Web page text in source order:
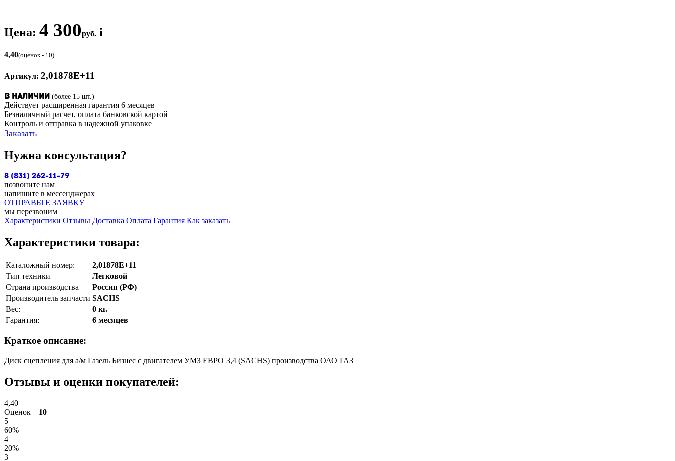
Цена: 4 300руб. i
4,40(оценок - 10)
Артикул: 2,01878E+11
В наличии (более 15 шт.)
Действует расширенная гарантия 6 месяцев
Безналичный расчет, оплата банковской картой
Контроль и отправка в надежной упаковке
Заказать
Нужна консультация?
8 (831) 262-11-79
позвоните нам
напишите в мессенджерах
ОТПРАВЬТЕ ЗАЯВКУ
мы перезвоним
Характеристики Отзывы Доставка Оплата Гарантия Как заказать
Характеристики товара:
Каталожный номер:
2,01878E+11
Тип техники
Легковой
Страна производства
Россия (РФ)
Производитель запчасти SACHS
Вес:
0 кг.
Гарантия:
6 месяцев
Краткое описание:
Диск сцепления для а/м Газель Бизнес с двигателем УМЗ ЕВРО 3,4 (SACHS) производства ОАО ГАЗ
Отзывы и оценки покупателей:
4,40
Оценок – 10
5
60%
4
20%
3